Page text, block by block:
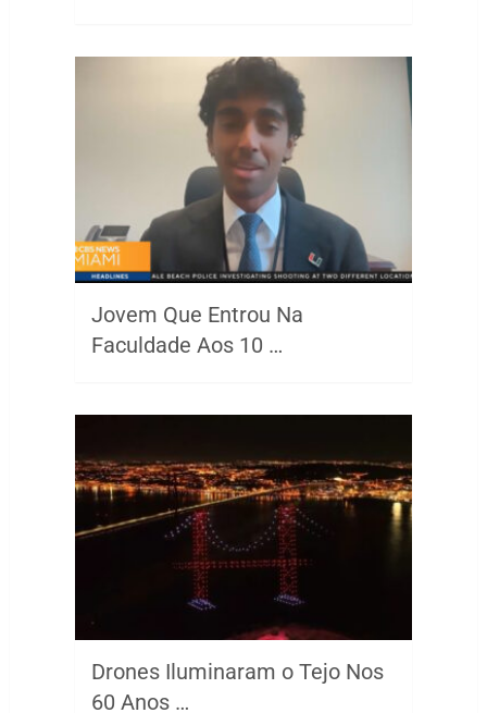
Jovem Que Entrou Na
Faculdade Aos 10 …
Drones Iluminaram o Tejo Nos
60 Anos …